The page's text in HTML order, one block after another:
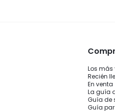
Los
Recién
En venta
La guía
Guía de
Guía